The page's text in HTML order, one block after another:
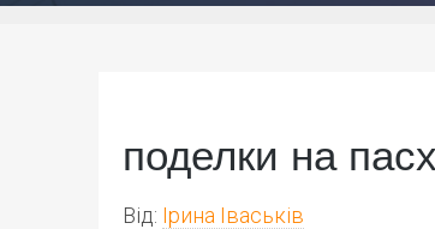
поделки на
Від: Ірина Іваськів